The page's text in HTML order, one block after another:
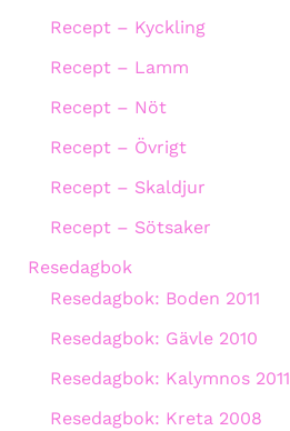
Recept – Kyckling
Recept – Lamm
Recept – Nöt
Recept – Övrigt
Recept – Skaldjur
Recept – Sötsaker
Resedagbok
Resedagbok: Boden 2011
Resedagbok: Gävle 2010
Resedagbok: Kalymnos 2011
Resedagbok: Kreta 2008